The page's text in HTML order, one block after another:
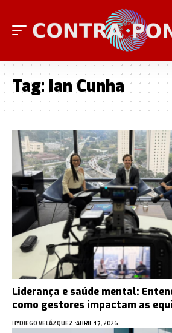
Tag: Ian Cunha
Liderança e saúde mental:
como gestores impactam as
BYDIEGO VELÁZQUEZ ABRIL 17, 2026